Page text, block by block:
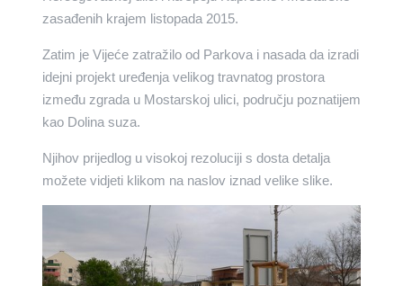
zasađenih krajem listopada 2015.
Zatim je Vijeće zatražilo od Parkova i nasada da izradi
idejni projekt uređenja velikog travnatog prostora
između zgrada u Mostarskoj ulici, području poznatijem
kao Dolina suza.
Njihov prijedlog u visokoj rezoluciji s dosta detalja
možete vidjeti klikom na naslov iznad velike slike.